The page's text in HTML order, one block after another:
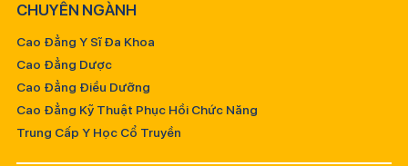
CHUYÊN NGÀNH
Cao Đẳng Y Sĩ Đa Khoa
Cao Đẳng Dược
Cao Đẳng Điều Dưỡng
Cao Đẳng Kỹ Thuật Phục Hồi Chức Năng
Trung Cấp Y Học Cổ Truyền